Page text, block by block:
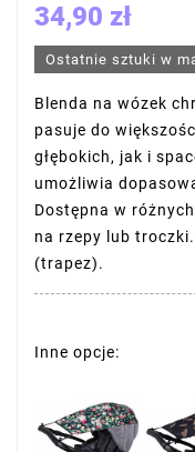
34,90 zł
Ostatnie sztuki w
Blenda na wózek
pasuje do
głębokich, jak i
umożliwia
Dostępna w
na rzepy lub
(trapez).
Inne opcje: